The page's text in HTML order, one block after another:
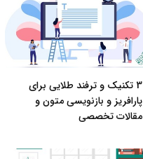
3 تکنیک و ترفند طلایی برای
پارافریز و بازنویسی متون و
مقالات تخصصی